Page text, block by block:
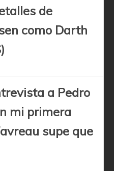
de
como Darth
a Pedro
mi primera
supe que